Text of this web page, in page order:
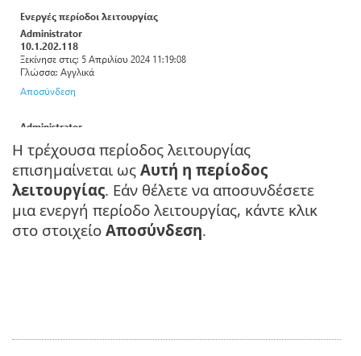
Η τρέχουσα περίοδος λειτουργίας
επισημαίνεται ως Αυτή η περίοδος
λειτουργίας. Εάν θέλετε να αποσυνδέσετε
μια ενεργή περίοδο λειτουργίας, κάντε κλικ
στο στοιχείο Αποσύνδεση.